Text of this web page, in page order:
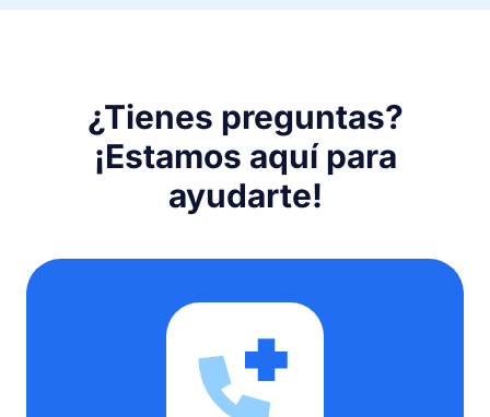
¿Tienes preguntas?
¡Estamos aquí para
ayudarte!